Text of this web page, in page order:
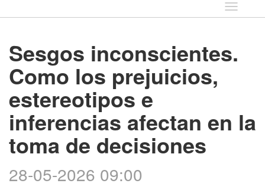
Idioma
Sesgos inconscientes.
Como los prejuicios,
estereotipos e
inferencias afectan en la
toma de decisiones
28-05-2026 09:00